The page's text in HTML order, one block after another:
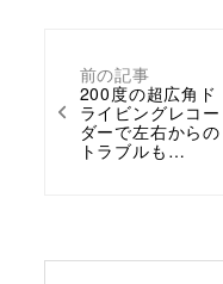
前の記事
200度の超広角ド
ライビングレコー
ダーで左右からの
トラブルも…